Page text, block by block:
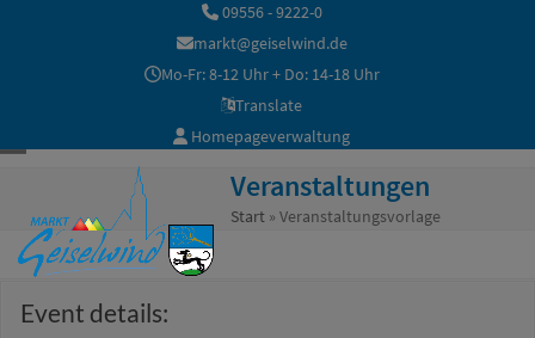
09556 - 9222-0
markt@geiselwind.de
Mo-Fr: 8-12 Uhr + Do: 14-18 Uhr
Translate
Homepageverwaltung
mobile
menu
mobile
menu
Veranstaltungen
Start»Veranstaltungsvorlage
Event details: